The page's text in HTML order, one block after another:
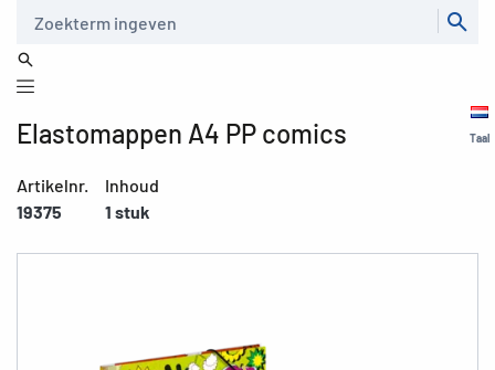
Taal
Elastomappen A4 PP comics
Artikelnr.
19375
Inhoud
1 stuk